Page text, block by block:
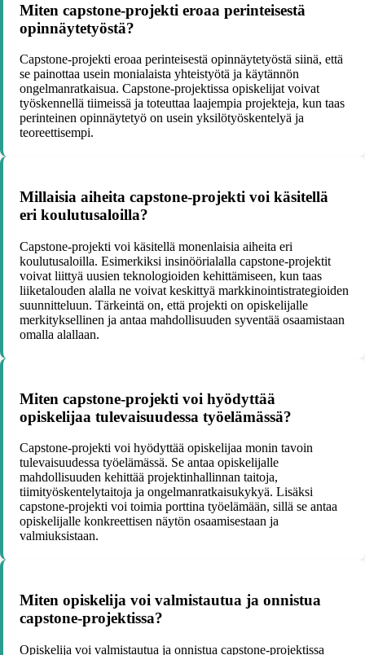
Miten capstone-projekti eroaa perinteisestä
opinnäytetyöstä?
Capstone-projekti eroaa perinteisestä opinnäytetyöstä siinä, että
se painottaa usein monialaista yhteistyötä ja käytännön
ongelmanratkaisua. Capstone-projektissa opiskelijat voivat
työskennellä tiimeissä ja toteuttaa laajempia projekteja, kun taas
perinteinen opinnäytetyö on usein yksilötyöskentelyä ja
teoreettisempi.
Millaisia aiheita capstone-projekti voi käsitellä
eri koulutusaloilla?
Capstone-projekti voi käsitellä monenlaisia aiheita eri
koulutusaloilla. Esimerkiksi insinöörialalla capstone-projektit
voivat liittyä uusien teknologioiden kehittämiseen, kun taas
liiketalouden alalla ne voivat keskittyä markkinointistrategioiden
suunnitteluun. Tärkeintä on, että projekti on opiskelijalle
merkityksellinen ja antaa mahdollisuuden syventää osaamistaan
omalla alallaan.
Miten capstone-projekti voi hyödyttää
opiskelijaa tulevaisuudessa työelämässä?
Capstone-projekti voi hyödyttää opiskelijaa monin tavoin
tulevaisuudessa työelämässä. Se antaa opiskelijalle
mahdollisuuden kehittää projektinhallinnan taitoja,
tiimityöskentelytaitoja ja ongelmanratkaisukykyä. Lisäksi
capstone-projekti voi toimia porttina työelämään, sillä se antaa
opiskelijalle konkreettisen näytön osaamisestaan ja
valmiuksistaan.
Miten opiskelija voi valmistautua ja onnistua
capstone-projektissa?
Opiskelija voi valmistautua ja onnistua capstone-projektissa